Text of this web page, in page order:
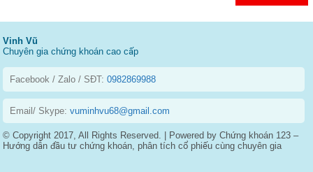
Vinh Vũ
Chuyên gia chứng khoán cao cấp
Facebook / Zalo / SĐT:0982869988
Email/ Skype:vuminhvu68@gmail.com
© Copyright 2017, All Rights Reserved. | Powered by Chứng khoán 123 –
Hướng dẫn đầu tư chứng khoán, phân tích cổ phiếu cùng chuyên gia